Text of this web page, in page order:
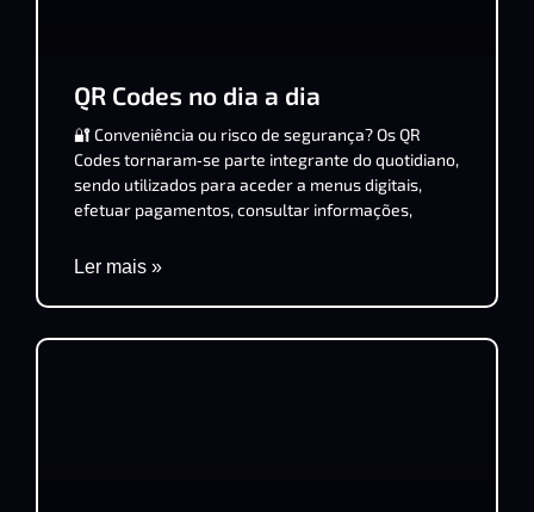
QR Codes no dia a dia
🔐 Conveniência ou risco de segurança? Os QR
Codes tornaram‑se parte integrante do quotidiano,
sendo utilizados para aceder a menus digitais,
efetuar pagamentos, consultar informações,
Ler mais »